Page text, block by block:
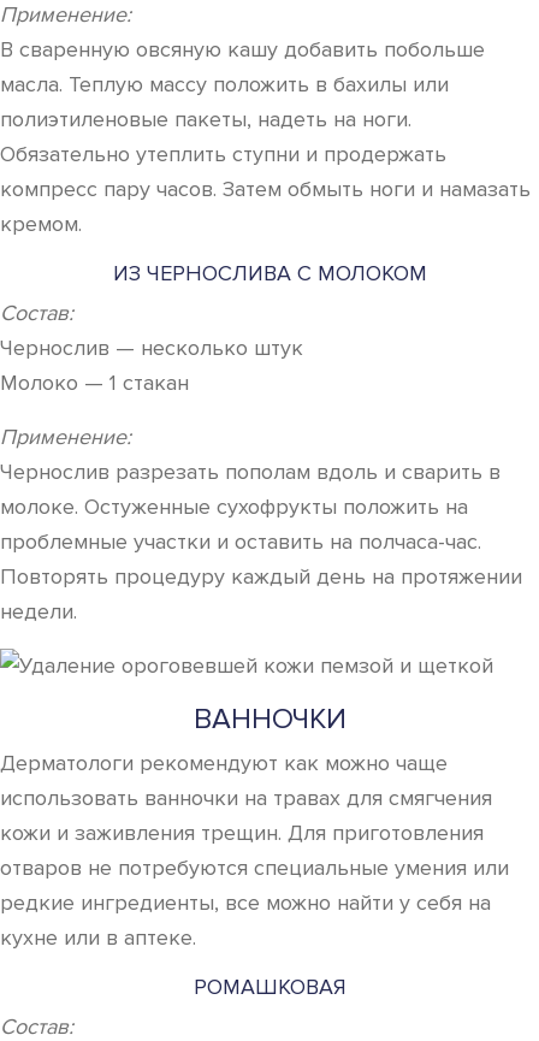
Применение:
В сваренную овсяную кашу добавить побольше
масла. Теплую массу положить в бахилы или
полиэтиленовые пакеты, надеть на ноги.
Обязательно утеплить ступни и продержать
компресс пару часов. Затем обмыть ноги и намазать
кремом.
ИЗ ЧЕРНОСЛИВА С МОЛОКОМ
Состав:
Чернослив — несколько штук
Молоко — 1 стакан
Применение:
Чернослив разрезать пополам вдоль и сварить в
молоке. Остуженные сухофрукты положить на
проблемные участки и оставить на полчаса-час.
Повторять процедуру каждый день на протяжении
недели.
ВАННОЧКИ
Дерматологи рекомендуют как можно чаще
использовать ванночки на травах для смягчения
кожи и заживления трещин. Для приготовления
отваров не потребуются специальные умения или
редкие ингредиенты, все можно найти у себя на
кухне или в аптеке.
РОМАШКОВАЯ
Состав: